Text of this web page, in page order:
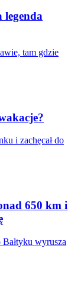
legenda
tam gdzie
i zachęcał do
650 km i
wyrusza